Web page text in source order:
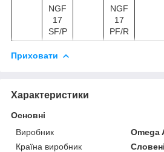
NGF
17
SF/P
NGF
17
PF/R
Приховати
Характеристики
Основні
Виробник
Omega
Країна виробник